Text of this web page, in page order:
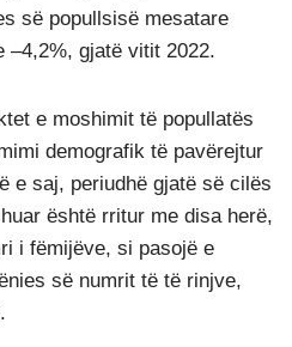
së popullsisë mesatare
–4,2%, gjatë vitit 2022.
e moshimit të popullatës
demografik të pavërejtur
e saj, periudhë gjatë së cilës
është rritur me disa herë,
i fëmijëve, si pasojë e
së numrit të të rinjve,